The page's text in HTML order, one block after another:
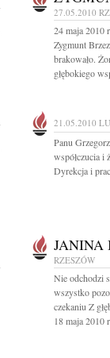
27.05.2010
24 maja 2010
Zygmunt
brakowało.
głębokiego
21.05.2010
Panu
współczucia i
Dyrekcja i
JANINA
RZESZÓW
Nie odchodzi
wszystko
czekaniu Z
18 maja 2010